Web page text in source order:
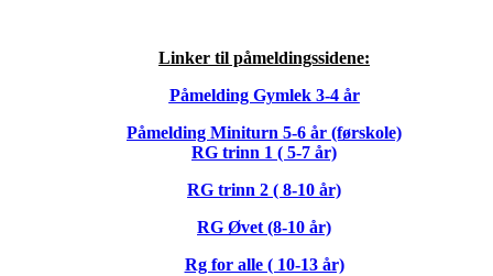
Linker til påmeldingssidene:
Påmelding Gymlek 3-4 år
Påmelding Miniturn 5-6 år (førskole)
RG trinn 1 ( 5-7 år)
RG trinn 2 ( 8-10 år)
RG Øvet (8-10 år)
Rg for alle ( 10-13 år)